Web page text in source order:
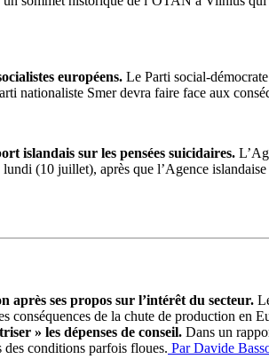
européens. Le Parti social-
Smer devra faire face aux
islandais sur les pensées suicidaires.
(10 juillet), après que l’Agence
ses propos sur l’intérêt du secteur.
conséquences de la chute de production en
» les dépenses de conseil. Dans un
des conditions parfois floues. Par Davide